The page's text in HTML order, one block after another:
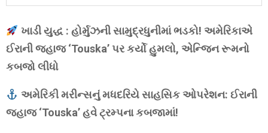
ખાડી યુદ્ધ : હોર્મુઝની સામુદ્રધુનીમાં ભડકો! અમેરિકાએ
ઈરાની જહાજ ‘Touska’ પર કર્યો હુમલો, એન્જિન રૂમનો
કબજો લીધો
અમેરિકી મરીન્સનું મધદરિયે સાહસિક ઓપરેશન: ઈરાની
જહાજ ‘Touska’ હવે ટ્રમ્પના કબજામાં!